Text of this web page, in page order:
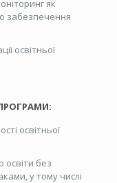
як
забезпечення
освітньої
освітньої
освіти без
у тому числі